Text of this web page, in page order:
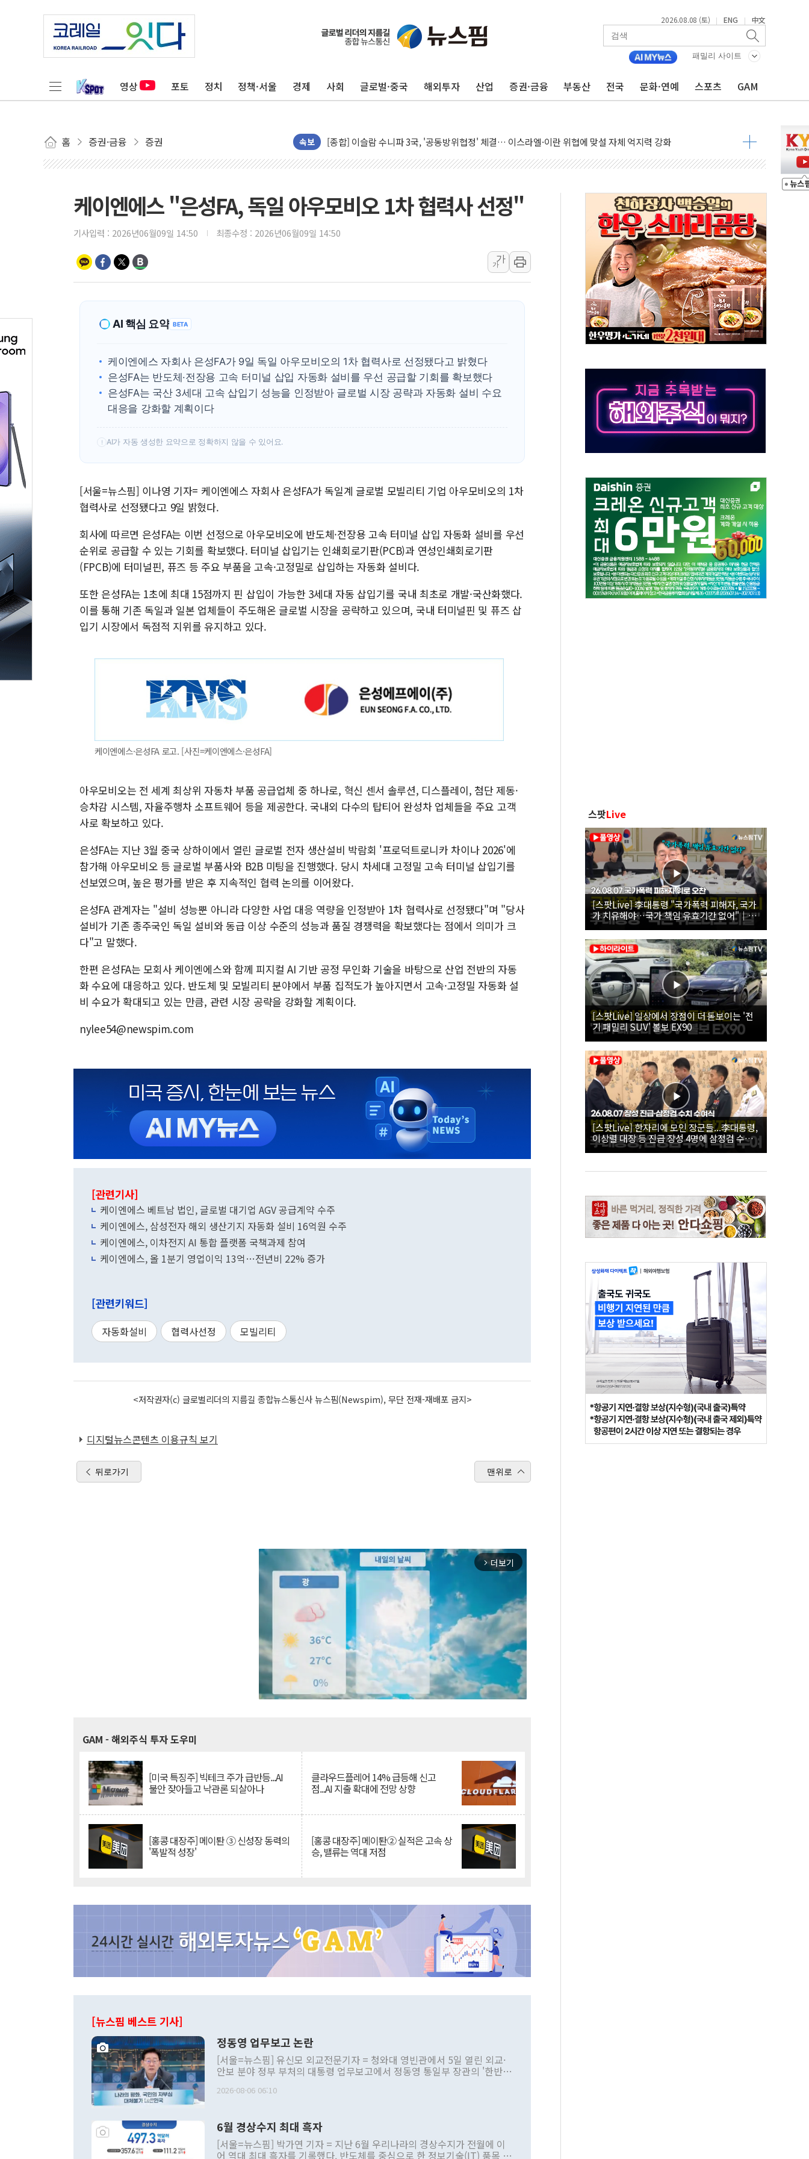
2026.08.08 (토) | ENG | 中文
패밀리 사이트
영상 포토 정치 정책·서울 경제 사회 글로벌·중국 해외투자 산업 증권·금융 부동산 전국 문화·연예 스포츠 GAM
홈 증권·금융 증권 속보
유럽증시, 美 고용 예상 밖 부진에 연준 금리 인상 가능성 낮아지며 상승… STOXX 600 지수는 나흘 연속 최고치
미 연준 매파 기세 꺾이나…고용 감소에 9월 동결 전망 우세
트럼프, 백신·자폐증 행정명령 검토…"이르면 다음 주"
美 항소법원, 백악관 무도회장 공사 중단 명령…트럼프 제동
美 고용 쇼크에 엔화 장중 급등…시장은 "또 개입했나" 촉각
[AI MY 뉴스] 뉴욕 반도체주 프리뷰...美 고용 쇼크에 반도체주 '활짝'
뉴욕증시 프리뷰, 美 고용 쇼크에 금리 인상 우려 후퇴…나스닥 선물 1%대 상승
[종합] 美 7월 고용 2만3000명 감소 '쇼크'…9월 금리 인상 기대 후퇴
[사진] 이슬람 수니파 3개국, 공동방위협정 체결
뉴욕증시 개장 전 특징주...아틀라시안·클라우드플레어·태양광주↑ VS 트레이드데스크·웬디스↓
보훈부, 미 DPAA와 MOU… "6·25 미군 실종자 7359명 끝까지 찾겠다"
李 "해남 태양광, 대한민국 다음 100년 밑거름…수도권 집중 완화 전환점"
李 대통령, '6시간 마라톤 부동산 2차 회의' 주재… "전폭적 공급 확대·속도전 총력"
트럼프, 中 겨냥 폴리실리콘 관세 15% 부과…美 태양광주 급등
케이엔에스 "은성FA, 독일 아우모비오 1차 협력사 선정"
기사입력 : 2026년06월09일 14:50 최종수정 : 2026년06월09일 14:50
가
가
AI 핵심 요약 BETA
케이엔에스 자회사 은성FA가 9일 독일 아우모비오의 1차 협력사로 선정됐다고 밝혔다
은성FA는 반도체·전장용 고속 터미널 삽입 자동화 설비를 우선 공급할 기회를 확보했다
은성FA는 국산 3세대 고속 삽입기 성능을 인정받아 글로벌 시장 공략과 자동화 설비 수요
대응을 강화할 계획이다
! AI가 자동 생성한 요약으로 정확하지 않을 수 있어요.
[서울=뉴스핌] 이나영 기자= 케이엔에스 자회사 은성FA가 독일계 글로벌 모빌리티 기업 아우모비오의 1차
협력사로 선정됐다고 9일 밝혔다.
회사에 따르면 은성FA는 이번 선정으로 아우모비오에 반도체·전장용 고속 터미널 삽입 자동화 설비를 우선
순위로 공급할 수 있는 기회를 확보했다. 터미널 삽입기는 인쇄회로기판(PCB)과 연성인쇄회로기판
(FPCB)에 터미널핀, 퓨즈 등 주요 부품을 고속·고정밀로 삽입하는 자동화 설비다.
또한 은성FA는 1초에 최대 15점까지 핀 삽입이 가능한 3세대 자동 삽입기를 국내 최초로 개발·국산화했다.
이를 통해 기존 독일과 일본 업체들이 주도해온 글로벌 시장을 공략하고 있으며, 국내 터미널핀 및 퓨즈 삽
입기 시장에서 독점적 지위를 유지하고 있다.
케이엔에스·은성FA 로고. [사진=케이엔에스·은성FA]
아우모비오는 전 세계 최상위 자동차 부품 공급업체 중 하나로, 혁신 센서 솔루션, 디스플레이, 첨단 제동·
승차감 시스템, 자율주행차 소프트웨어 등을 제공한다. 국내외 다수의 탑티어 완성차 업체들을 주요 고객
사로 확보하고 있다.
은성FA는 지난 3월 중국 상하이에서 열린 글로벌 전자 생산설비 박람회 '프로덕트로니카 차이나 2026'에
참가해 아우모비오 등 글로벌 부품사와 B2B 미팅을 진행했다. 당시 차세대 고정밀 고속 터미널 삽입기를
선보였으며, 높은 평가를 받은 후 지속적인 협력 논의를 이어왔다.
은성FA 관계자는 "설비 성능뿐 아니라 다양한 사업 대응 역량을 인정받아 1차 협력사로 선정됐다"며 "당사
설비가 기존 종주국인 독일 설비와 동급 이상 수준의 성능과 품질 경쟁력을 확보했다는 점에서 의미가 크
다"고 말했다.
한편 은성FA는 모회사 케이엔에스와 함께 피지컬 AI 기반 공정 무인화 기술을 바탕으로 산업 전반의 자동
화 수요에 대응하고 있다. 반도체 및 모빌리티 분야에서 부품 집적도가 높아지면서 고속·고정밀 자동화 설
비 수요가 확대되고 있는 만큼, 관련 시장 공략을 강화할 계획이다.
nylee54@newspim.com
[관련기사]
케이엔에스 베트남 법인, 글로벌 대기업 AGV 공급계약 수주
케이엔에스, 삼성전자 해외 생산기지 자동화 설비 16억원 수주
케이엔에스, 이차전지 AI 통합 플랫폼 국책과제 참여
케이엔에스, 올 1분기 영업이익 13억…전년비 22% 증가
[관련키워드]
자동화설비 협력사선정 모빌리티
<저작권자(c) 글로벌리더의 지름길 종합뉴스통신사 뉴스핌(Newspim), 무단 전재-재배포 금지>
디지털뉴스콘텐츠 이용규칙 보기
뒤로가기 맨위로
arrow_forward_ios 더보기
GAM - 해외주식 투자 도우미
[미국 특징주] 빅테크 주가 급반등...AI
불안 잦아들고 낙관론 되살아나
클라우드플레어 14% 급등해 신고
점...AI 지출 확대에 전망 상향
[홍콩 대장주] 메이퇀 ③ 신성장 동력의
'폭발적 성장'
[홍콩 대장주] 메이퇀② 실적은 고속 상
승, 밸류는 역대 저점
[뉴스핌 베스트 기사]
정동영 업무보고 논란
[서울=뉴스핌] 유신모 외교전문기자 = 청와대 영빈관에서 5일 열린 외교·
안보 분야 정부 부처의 대통령 업무보고에서 정동영 통일부 장관의 '한반도
발언 중에는 정부 내 조율을 거치지 않은 사안을 정책으로 추진하겠다고 공
주의적 희망에 근거한 비현실적 구상'이라는 비판을 내놨다. 그동안 정 장
관의 대북 정책 관련 발언이 물의를 빚은 적은 여러 번 있지만 대통령과 유
관 부처 장관이 공개적으로 부정적 입장을 표명한 것은 이례적이다. 정 장
2026-08-06 06:10
6월 경상수지 최대 흑자
[서울=뉴스핌] 박가연 기자 = 지난 6월 우리나라의 경상수지가 전월에 이
어 역대 최대 흑자를 기록했다. 반도체를 중심으로 한 정보기술(IT) 품목 수
스팟Live
[스팟Live] 李대통령 "국가폭력 피해자, 국가
가 치유해야…국가 책임 유효기간 없어"｜
26.08.07 국가폭력 피해자 위로 오찬
[스팟Live] 일상에서 장점이 더 돋보이는 '전
기 패밀리 SUV' 볼보 EX90
[스팟Live] 한자리에 모인 장군들...李대통령,
이상렬 대장 등 진급 장성 4명에 삼정검 수치
직접 수여｜26.08.07 장성 진급·삼정검 수치